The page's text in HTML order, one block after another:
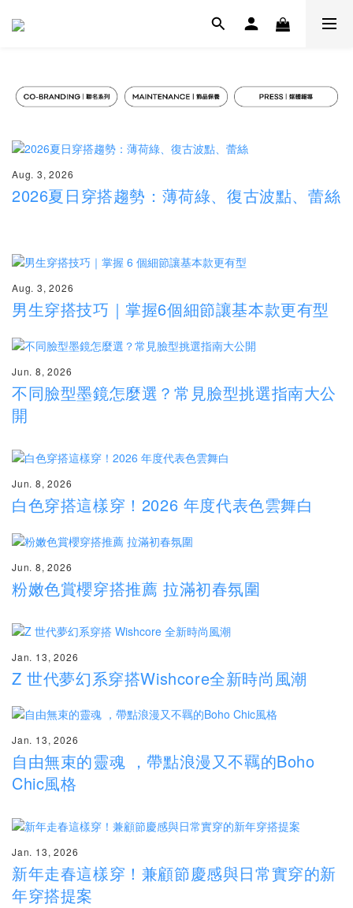
Aug. 3, 2026
2026夏日穿搭趨勢：薄荷綠、復古波點、蕾絲
Aug. 3, 2026
男生穿搭技巧｜掌握6個細節讓基本款更有型
Jun. 8, 2026
不同臉型墨鏡怎麼選？常見臉型挑選指南大公
開
Jun. 8, 2026
白色穿搭這樣穿！2026 年度代表色雲舞白
Jun. 8, 2026
粉嫩色賞櫻穿搭推薦 拉滿初春氛圍
Jan. 13, 2026
Z 世代夢幻系穿搭Wishcore全新時尚風潮
Jan. 13, 2026
自由無束的靈魂 ，帶點浪漫又不羈的Boho
Chic風格
Jan. 13, 2026
新年走春這樣穿！兼顧節慶感與日常實穿的新
年穿搭提案